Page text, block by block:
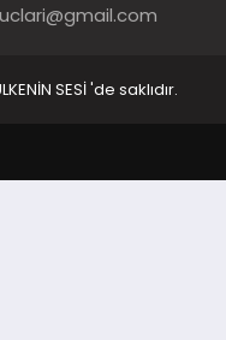
SESİ 'de saklıdır.